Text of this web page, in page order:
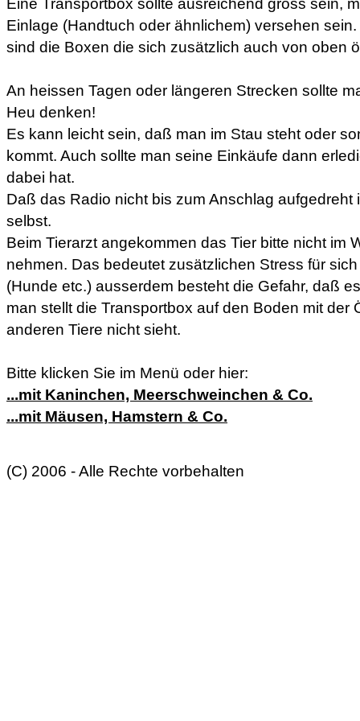
Einlage (Handtuch oder ähnlichem) versehen
sind die Boxen die sich zusätzlich auch von oben
An heissen Tagen oder längeren Strecken sollte
Heu denken!
Es kann leicht sein, daß man im Stau steht oder
kommt. Auch sollte man seine Einkäufe dann
dabei hat.
Daß das Radio nicht bis zum Anschlag aufgedreht
selbst.
Beim Tierarzt angekommen das Tier bitte nicht im
nehmen. Das bedeutet zusätzlichen Stress für
(Hunde etc.) ausserdem besteht die Gefahr, daß
man stellt die Transportbox auf den Boden mit der
anderen Tiere nicht sieht.
Bitte klicken Sie im Menü oder hier:
...mit Kaninchen, Meerschweinchen & Co.
...mit Mäusen, Hamstern & Co.
(C) 2006 - Alle Rechte vorbehalten